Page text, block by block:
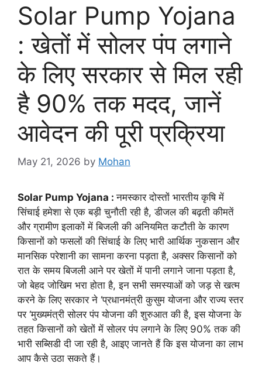
Solar Pump Yojana
: खेतों में सोलर पंप लगाने
के लिए सरकार से मिल रही
है 90% तक मदद, जानें
आवेदन की पूरी प्रक्रिया
May 21, 2026 by Mohan
Solar Pump Yojana :नमस्कार दोस्तों भारतीय कृषि में
सिंचाई हमेशा से एक बड़ी चुनौती रही है, डीजल की बढ़ती कीमतें
और ग्रामीण इलाकों में बिजली की अनियमित कटौती के कारण
किसानों को फसलों की सिंचाई के लिए भारी आर्थिक नुकसान और
मानसिक परेशानी का सामना करना पड़ता है, अक्सर किसानों को
रात के समय बिजली आने पर खेतों में पानी लगाने जाना पड़ता है,
जो बेहद जोखिम भरा होता है, इन सभी समस्याओं को जड़ से खत्म
करने के लिए सरकार ने ‘प्रधानमंत्री कुसुम योजना और राज्य स्तर
पर ‘मुख्यमंत्री सोलर पंप योजना की शुरुआत की है, इस योजना के
तहत किसानों को खेतों में सोलर पंप लगाने के लिए 90% तक की
भारी सब्सिडी दी जा रही है, आइए जानते हैं कि इस योजना का लाभ
आप कैसे उठा सकते हैं।